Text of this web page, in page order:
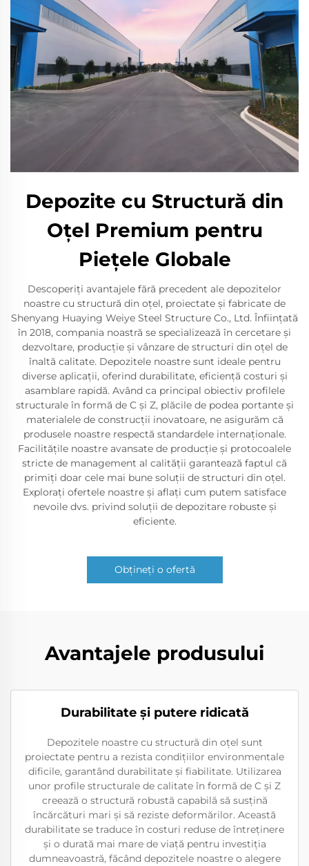
Depozite cu Structură din
Oțel Premium pentru
Piețele Globale
Descoperiți avantajele fără precedent ale depozitelor
noastre cu structură din oțel, proiectate și fabricate de
Shenyang Huaying Weiye Steel Structure Co., Ltd. Înființată
în 2018, compania noastră se specializează în cercetare și
dezvoltare, producție și vânzare de structuri din oțel de
înaltă calitate. Depozitele noastre sunt ideale pentru
diverse aplicații, oferind durabilitate, eficiență costuri și
asamblare rapidă. Având ca principal obiectiv profilele
structurale în formă de C și Z, plăcile de podea portante și
materialele de construcții inovatoare, ne asigurăm că
produsele noastre respectă standardele internaționale.
Facilitățile noastre avansate de producție și protocoalele
stricte de management al calității garantează faptul că
primiți doar cele mai bune soluții de structuri din oțel.
Explorați ofertele noastre și aflați cum putem satisface
nevoile dvs. privind soluții de depozitare robuste și
eficiente.
Obțineți o ofertă
Avantajele produsului
Durabilitate și putere ridicată
Depozitele noastre cu structură din oțel sunt
proiectate pentru a rezista condițiilor environmentale
dificile, garantând durabilitate și fiabilitate. Utilizarea
unor profile structurale de calitate în formă de C și Z
creează o structură robustă capabilă să susțină
încărcături mari și să reziste deformărilor. Această
durabilitate se traduce în costuri reduse de întreținere
și o durată mai mare de viață pentru investiția
dumneavoastră, făcând depozitele noastre o alegere